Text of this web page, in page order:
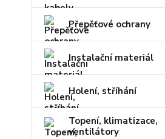
Přepěťové ochrany
Instalační materiál
Holení, stříhání
Topení, klimatizace,
ventilátory